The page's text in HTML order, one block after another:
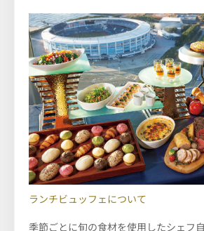
ランチビュッフェについて
季節ごとに旬の食材を使用したシェフ